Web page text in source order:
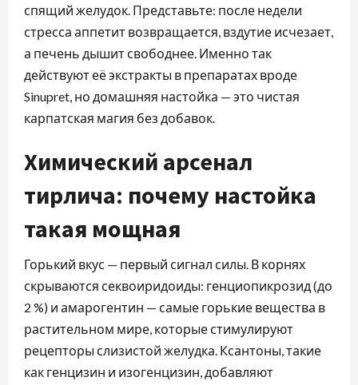
спящий желудок. Представьте: после недели
стресса аппетит возвращается, вздутие исчезает,
а печень дышит свободнее. Именно так
действуют её экстракты в препаратах вроде
Sinupret, но домашняя настойка — это чистая
карпатская магия без добавок.
Химический арсенал
тирлича: почему настойка
такая мощная
Горький вкус — первый сигнал силы. В корнях
скрываются секвоиридоиды: генциопикрозид (до
2 %) и амарогентин — самые горькие вещества в
растительном мире, которые стимулируют
рецепторы слизистой желудка. Ксантоны, такие
как генцизин и изогенцизин, добавляют